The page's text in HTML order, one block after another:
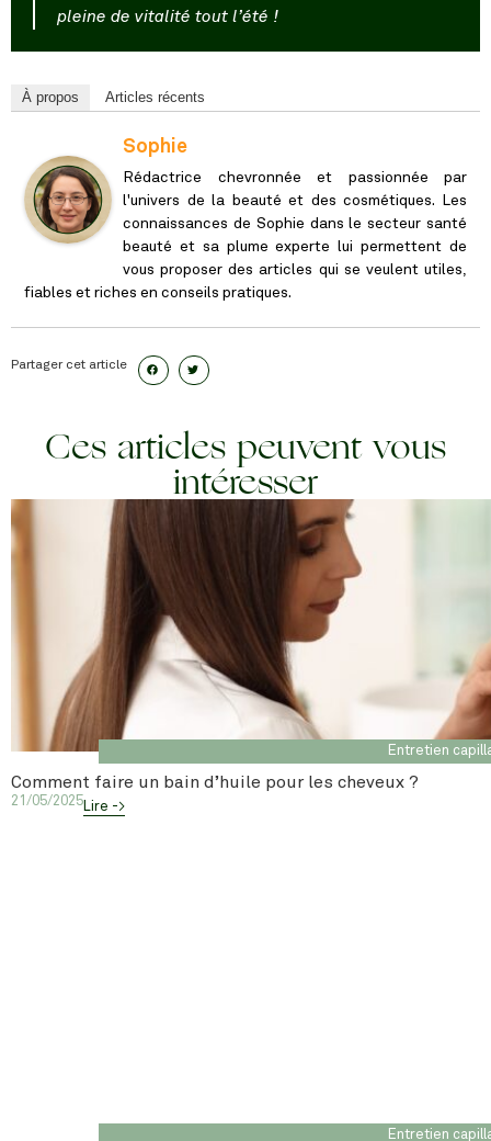
pleine de vitalité tout l’été !
À propos Articles récents
Sophie
Rédactrice chevronnée et passionnée par
l'univers de la beauté et des cosmétiques. Les
connaissances de Sophie dans le secteur santé
beauté et sa plume experte lui permettent de
vous proposer des articles qui se veulent utiles,
fiables et riches en conseils pratiques.
Partager cet article
Ces articles peuvent vous
intéresser
Entretien
Comment faire un bain d’huile pour les cheveux ?
21/05/2025Lire ->
Entretien